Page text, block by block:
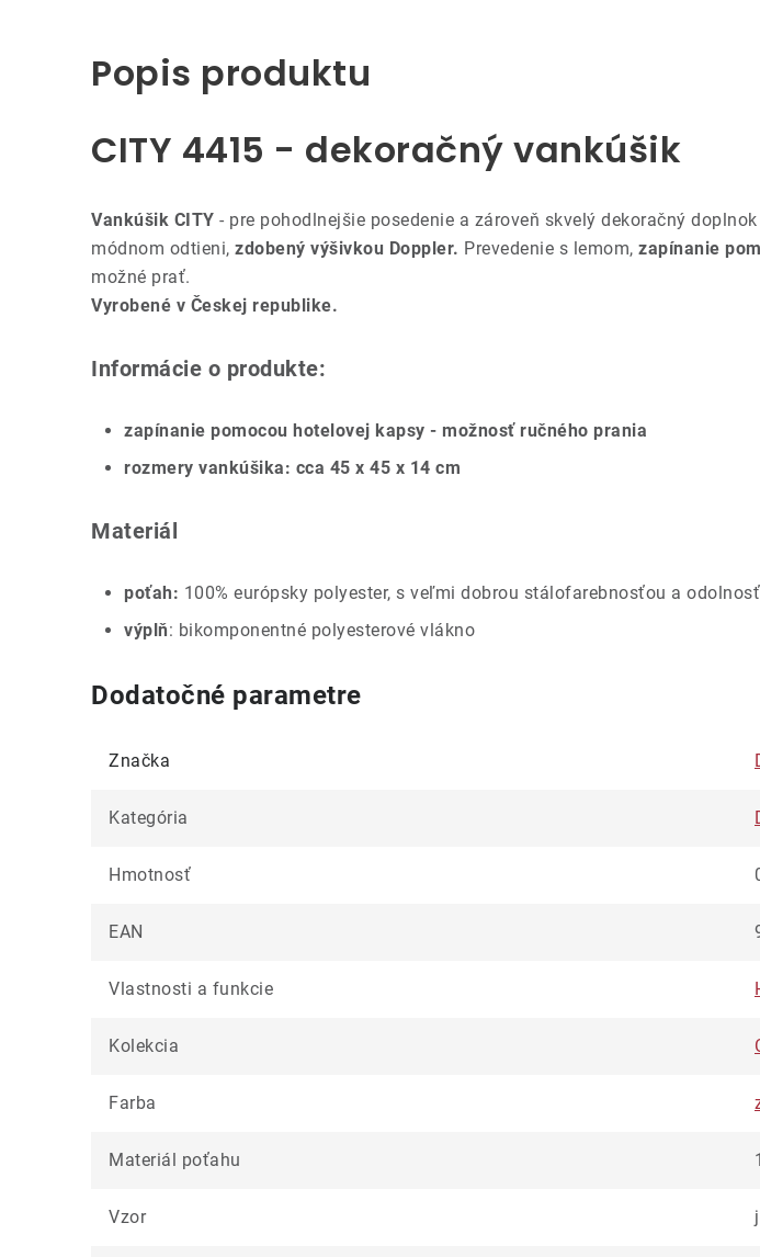
Popis produktu
CITY 4415 - dekoračný vankúšik
Vankúšik CITY - pre pohodlnejšie posedenie a zároveň skvelý dekoračný
módnom odtieni, zdobený výšivkou Doppler. Prevedenie s lemom, zapínanie
možné prať.
Vyrobené v Českej republike.
Informácie o produkte:
zapínanie pomocou hotelovej kapsy - možnosť ručného prania
rozmery vankúšika: cca 45 x 45 x 14 cm
Materiál
poťah: 100% európsky polyester, s veľmi dobrou stálofarebnosťou a
výplň: bikomponentné polyesterové vlákno
Dodatočné parametre
Značka
Kategória
Hmotnosť
EAN
Vlastnosti a funkcie
Kolekcia
Farba
Materiál poťahu
Vzor